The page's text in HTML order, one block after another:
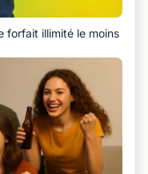
forfait illimité le moins